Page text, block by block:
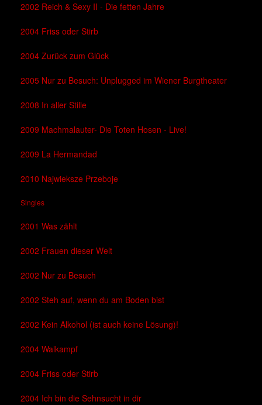
2002 Reich & Sexy II - Die fetten Jahre
2004 Friss oder Stirb
2004 Zurück zum Glück
2005 Nur zu Besuch: Unplugged im Wiener Burgtheater
2008 In aller Stille
2009 Machmalauter- Die Toten Hosen - Live!
2009 La Hermandad
2010 Najwieksze Przeboje
Singles
2001 Was zählt
2002 Frauen dieser Welt
2002 Nur zu Besuch
2002 Steh auf, wenn du am Boden bist
2002 Kein Alkohol (ist auch keine Lösung)!
2004 Walkampf
2004 Friss oder Stirb
2004 Ich bin die Sehnsucht in dir